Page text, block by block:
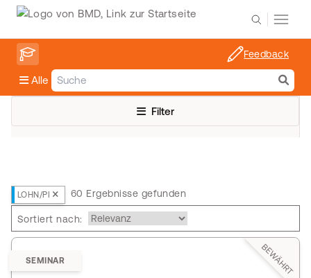
Alle
Feedback
Filter
LOHN/PI 60 Ergebnisse gefunden
Sortiert nach:
BEWÄHRT
SEMINAR